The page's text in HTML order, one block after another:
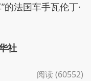
的法国车手瓦伦丁·
社
阅读 (60552)